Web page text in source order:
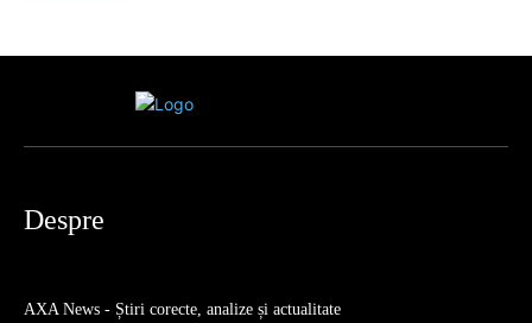
Despre
AXA News - Știri corecte, analize și actualitate